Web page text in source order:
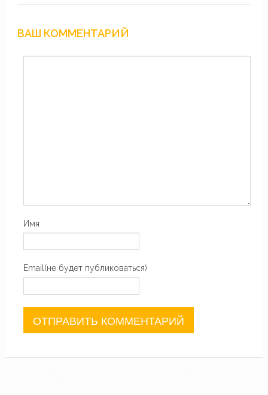
ВАШ КОММЕНТАРИЙ
Имя
Email(не будет публиковаться)